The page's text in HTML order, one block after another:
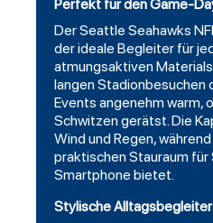
Perfekt für den Game-
Der Seattle Seahawks
der ideale Begleiter für
atmungsaktiven
langen Stadionbesuchen
Events angenehm warm,
Schwitzen gerätst. Die
Wind und Regen,
praktischen Stauraum für
Smartphone bietet.
Stylische Alltagsbegleiter